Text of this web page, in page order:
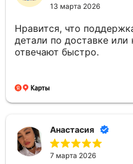
13 марта 2026
Нравится, что
детали по доставке
отвечают быстро.
Анастасия
7 марта 2026